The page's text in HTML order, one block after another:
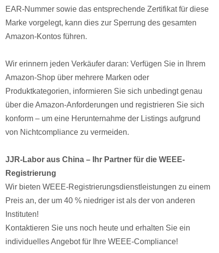
EAR-Nummer sowie das entsprechende Zertifikat für diese
Marke vorgelegt, kann dies zur Sperrung des gesamten
Amazon-Kontos führen.
Wir erinnern jeden Verkäufer daran: Verfügen Sie in Ihrem
Amazon-Shop über mehrere Marken oder
Produktkategorien, informieren Sie sich unbedingt genau
über die Amazon-Anforderungen und registrieren Sie sich
konform – um eine Herunternahme der Listings aufgrund
von Nichtcompliance zu vermeiden.
JJR-Labor aus China – Ihr Partner für die WEEE-
Registrierung
Wir bieten WEEE-Registrierungsdienstleistungen zu einem
Preis an, der um 40 % niedriger ist als der von anderen
Instituten!
Kontaktieren Sie uns noch heute und erhalten Sie ein
individuelles Angebot für Ihre WEEE-Compliance!